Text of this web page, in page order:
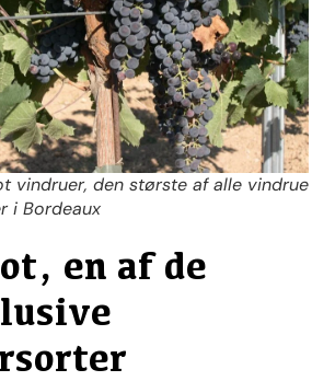
vindruer, den største af alle vindrue
i Bordeaux
en af de